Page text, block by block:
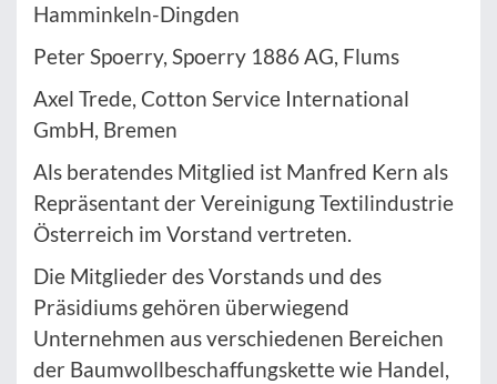
Hamminkeln-Dingden
Peter Spoerry, Spoerry 1886 AG, Flums
Axel Trede, Cotton Service International
GmbH, Bremen
Als beratendes Mitglied ist Manfred Kern als
Repräsentant der Vereinigung Textilindustrie
Österreich im Vorstand vertreten.
Die Mitglieder des Vorstands und des
Präsidiums gehören überwiegend
Unternehmen aus verschiedenen Bereichen
der Baumwollbeschaffungskette wie Handel,